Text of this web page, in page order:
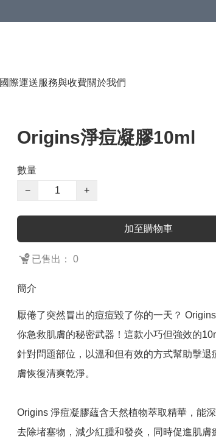
國際運送服務與收費關於我們
Origins淨痘凝膠10ml
數量
−
+
加至購物車
已售出： 0
簡介
厭倦了突然冒出的痘痘毀了你的一天？
你急救肌膚的秘密武器！這款小巧但強效的
針對問題部位，以溫和但有效的方式幫助擊退
膚恢復清爽乾淨。
Origins 淨痘凝膠蘊含天然植物萃取精華，能
去除堵塞物，減少紅腫和發炎，同時促進肌膚